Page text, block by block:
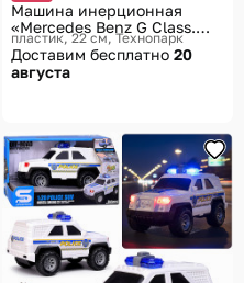
Машина инерционная
«Mercedes Benz G Class.
Полиция»
пластик, 22 см Технопарк
Доставим бесплатно 20
августа